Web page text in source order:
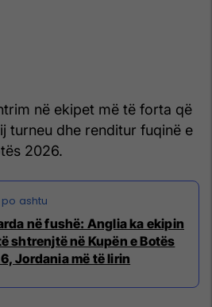
në ekipet më të forta që
turneu dhe renditur fuqinë e
2026.
në fushë: Anglia ka ekipin
shtrenjtë në Kupën e Botës
Jordania më të lirin